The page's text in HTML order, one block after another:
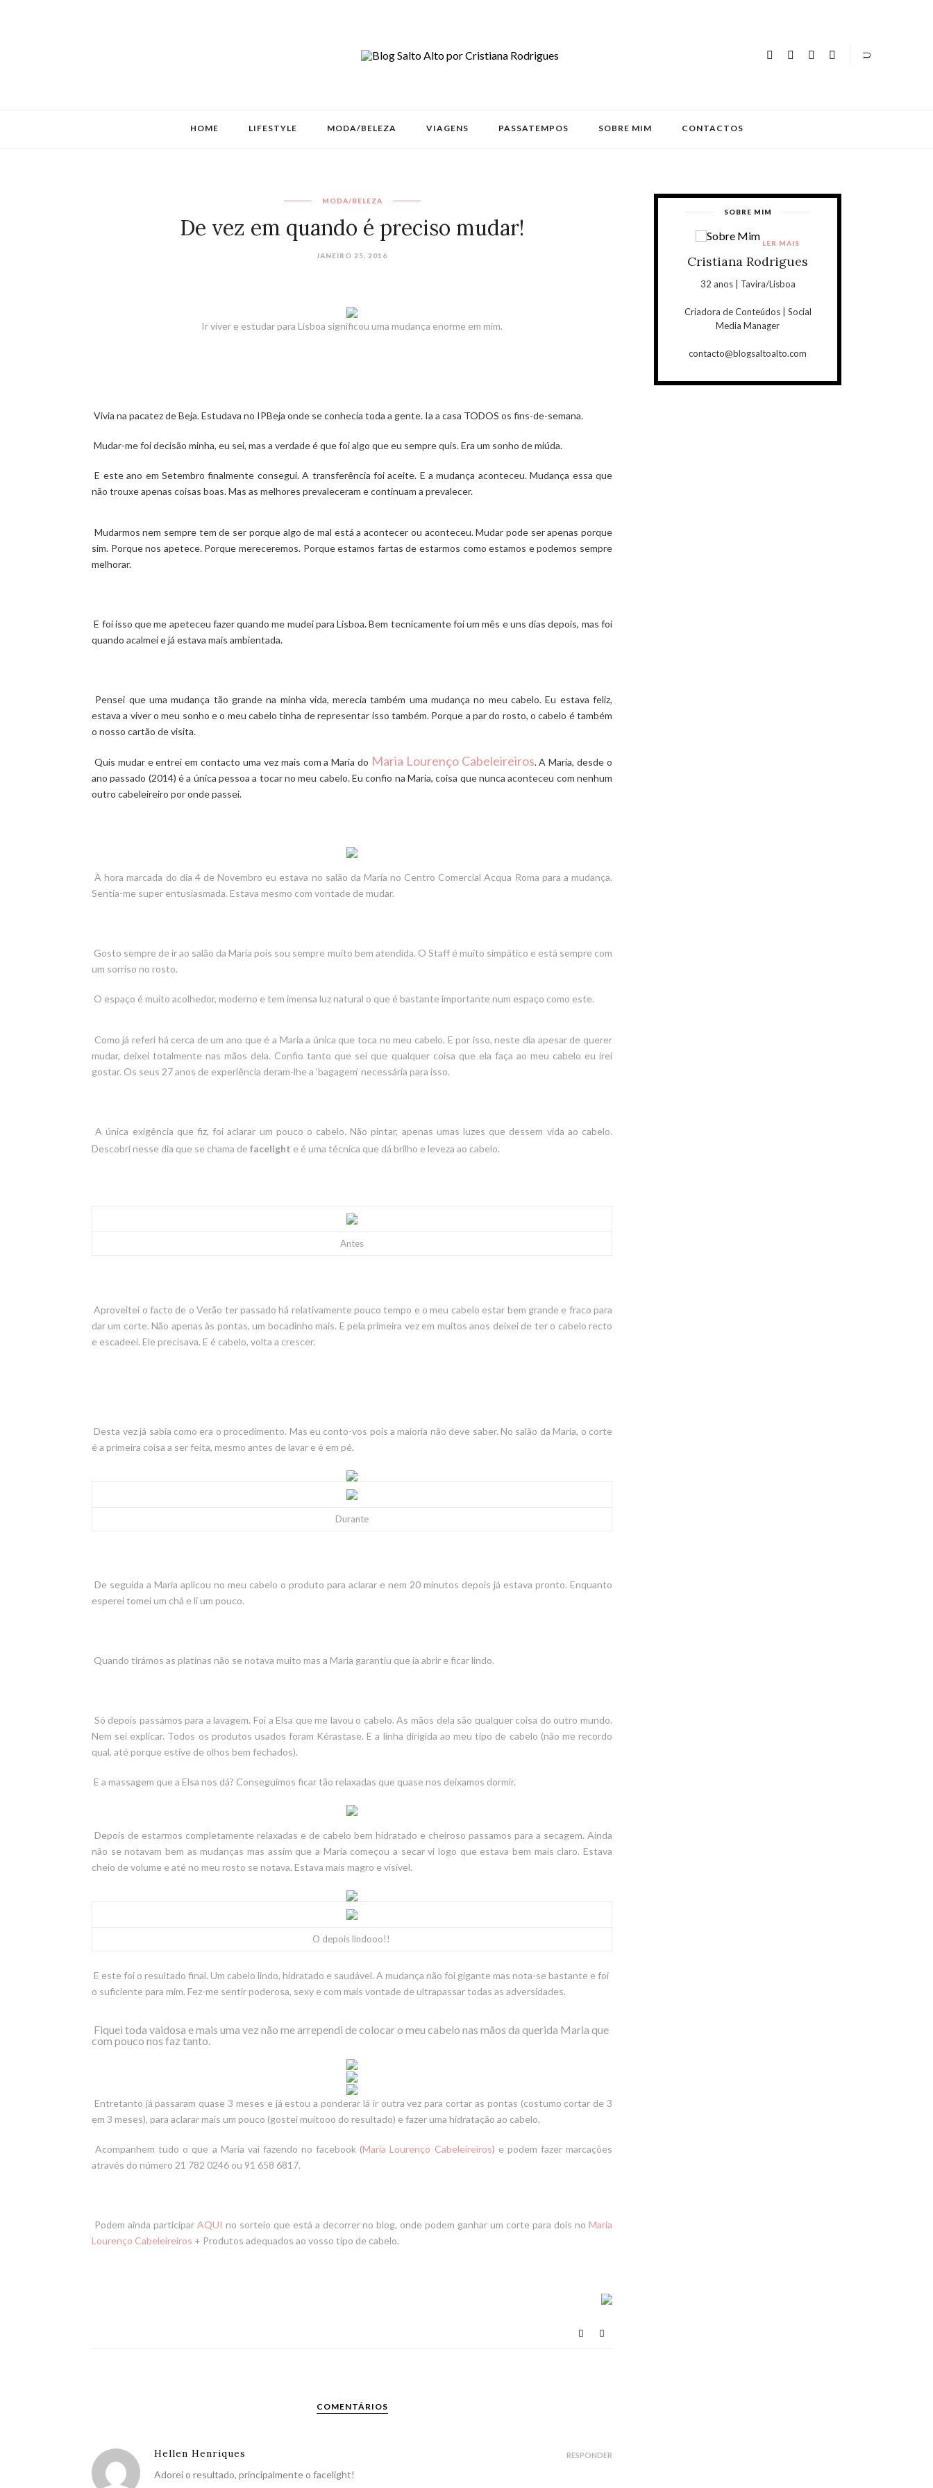
HOME LIFESTYLE MODA/BELEZA VIAGENS PASSATEMPOS SOBRE MIM CONTACTOS
MODA/BELEZA
De vez em quando é preciso mudar!
JANEIRO 25, 2016
Ir viver e estudar para Lisboa significou uma mudança enorme em mim.
Vivia na pacatez de Beja. Estudava no IPBeja onde se conhecia toda a gente. Ia a casa TODOS os fins-de-semana.
Mudar-me foi decisão minha, eu sei, mas a verdade é que foi algo que eu sempre quis. Era um sonho de miúda.
E este ano em Setembro finalmente consegui. A transferência foi aceite. E a mudança aconteceu. Mudança essa que
não trouxe apenas coisas boas. Mas as melhores prevaleceram e continuam a prevalecer.
Mudarmos nem sempre tem de ser porque algo de mal está a acontecer ou aconteceu. Mudar pode ser apenas porque
sim. Porque nos apetece. Porque mereceremos. Porque estamos fartas de estarmos como estamos e podemos sempre
melhorar.
E foi isso que me apeteceu fazer quando me mudei para Lisboa. Bem tecnicamente foi um mês e uns dias depois, mas foi
quando acalmei e já estava mais ambientada.
Pensei que uma mudança tão grande na minha vida, merecia também uma mudança no meu cabelo. Eu estava feliz,
estava a viver o meu sonho e o meu cabelo tinha de representar isso também. Porque a par do rosto, o cabelo é também
o nosso cartão de visita.
Quis mudar e entrei em contacto uma vez mais com a Maria do Maria Lourenço Cabeleireiros. A Maria, desde o
ano passado (2014) é a única pessoa a tocar no meu cabelo. Eu confio na Maria, coisa que nunca aconteceu com nenhum
outro cabeleireiro por onde passei.
À hora marcada do dia 4 de Novembro eu estava no salão da Maria no Centro Comercial Acqua Roma para a mudança.
Sentia-me super entusiasmada. Estava mesmo com vontade de mudar.
Gosto sempre de ir ao salão da Maria pois sou sempre muito bem atendida. O Staff é muito simpático e está sempre com
um sorriso no rosto.
O espaço é muito acolhedor, moderno e tem imensa luz natural o que é bastante importante num espaço como este.
Como já referi há cerca de um ano que é a Maria a única que toca no meu cabelo. E por isso, neste dia apesar de querer
mudar, deixei totalmente nas mãos dela. Confio tanto que sei que qualquer coisa que ela faça ao meu cabelo eu irei
gostar. Os seus 27 anos de experiência deram-lhe a ‘bagagem’ necessária para isso.
A única exigência que fiz, foi aclarar um pouco o cabelo. Não pintar, apenas umas luzes que dessem vida ao cabelo.
Descobri nesse dia que se chama de facelight e é uma técnica que dá brilho e leveza ao cabelo.
Antes
Aproveitei o facto de o Verão ter passado há relativamente pouco tempo e o meu cabelo estar bem grande e fraco para
dar um corte. Não apenas às pontas, um bocadinho mais. E pela primeira vez em muitos anos deixei de ter o cabelo recto
e escadeei. Ele precisava. E é cabelo, volta a crescer.
Desta vez já sabia como era o procedimento. Mas eu conto-vos pois a maioria não deve saber. No salão da Maria, o corte
é a primeira coisa a ser feita, mesmo antes de lavar e é em pé.
Durante
De seguida a Maria aplicou no meu cabelo o produto para aclarar e nem 20 minutos depois já estava pronto. Enquanto
esperei tomei um chá e li um pouco.
Quando tirámos as platinas não se notava muito mas a Maria garantiu que ia abrir e ficar lindo.
Só depois passámos para a lavagem. Foi a Elsa que me lavou o cabelo. As mãos dela são qualquer coisa do outro mundo.
Nem sei explicar. Todos os produtos usados foram Kérastase. E a linha dirigida ao meu tipo de cabelo (não me recordo
qual, até porque estive de olhos bem fechados).
E a massagem que a Elsa nos dá? Conseguimos ficar tão relaxadas que quase nos deixamos dormir.
Depois de estarmos completamente relaxadas e de cabelo bem hidratado e cheiroso passamos para a secagem. Ainda
não se notavam bem as mudanças mas assim que a Maria começou a secar vi logo que estava bem mais claro. Estava
cheio de volume e até no meu rosto se notava. Estava mais magro e visível.
O depois lindooo!!
E este foi o resultado final. Um cabelo lindo, hidratado e saudável. A mudança não foi gigante mas nota-se bastante e foi
o suficiente para mim. Fez-me sentir poderosa, sexy e com mais vontade de ultrapassar todas as adversidades.
Fiquei toda vaidosa e mais uma vez não me arrependi de colocar o meu cabelo nas mãos da querida Maria que
com pouco nos faz tanto.
Entretanto já passaram quase 3 meses e já estou a ponderar lá ir outra vez para cortar as pontas (costumo cortar de 3
em 3 meses), para aclarar mais um pouco (gostei muitooo do resultado) e fazer uma hidratação ao cabelo.
Acompanhem tudo o que a Maria vai fazendo no facebook (Maria Lourenço Cabeleireiros) e podem fazer marcações
através do número 21 782 0246 ou 91 658 6817.
Podem ainda participar AQUI no sorteio que está a decorrer no blog, onde podem ganhar um corte para dois noMaria
Lourenço Cabeleireiros + Produtos adequados ao vosso tipo de cabelo.
COMENTÁRIOS
Hellen Henriques
Adorei o resultado, principalmente o facelight!
RESPONDER
SOBRE MIM
Cristiana Rodrigues
32 anos | Tavira/Lisboa
Criadora de Conteúdos | Social
Media Manager
contacto@blogsaltoalto.com
LER MAIS